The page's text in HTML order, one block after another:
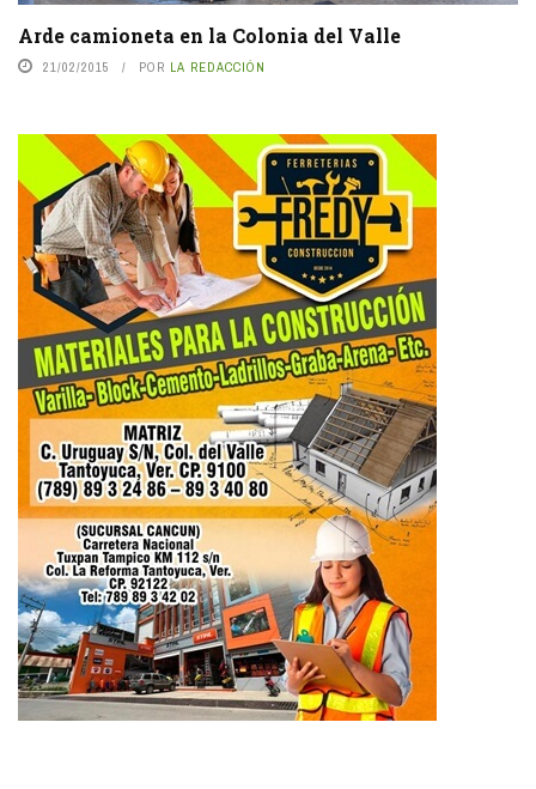
Arde camioneta en la Colonia del Valle
21/02/2015 POR LA REDACCIÓN